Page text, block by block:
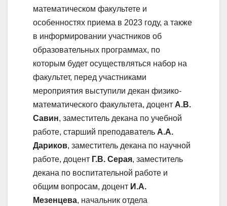
математическом факультете и
особенностях приема в 2023 году, а также
в информировании участников об
образовательных программах, по
которым будет осуществляться набор на
факультет, перед участниками
мероприятия выступили декан физико-
математического факультета, доцент А.В.
Савин, заместитель декана по учебной
работе, старший преподаватель А.А.
Дариков, заместитель декана по научной
работе, доцент Г.В. Серая, заместитель
декана по воспитательной работе и
общим вопросам, доцент И.А.
Мезенцева, начальник отдела